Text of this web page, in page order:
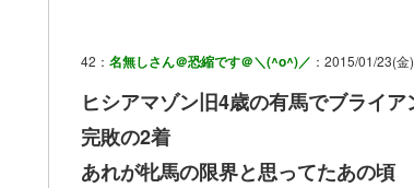
42： 名無しさん＠恐縮です＠＼(^o^)／ ：2015/01/23(
ヒシアマゾン旧4歳の有馬でブライ
完敗の2着
あれが牝馬の限界と思ってたあの頃